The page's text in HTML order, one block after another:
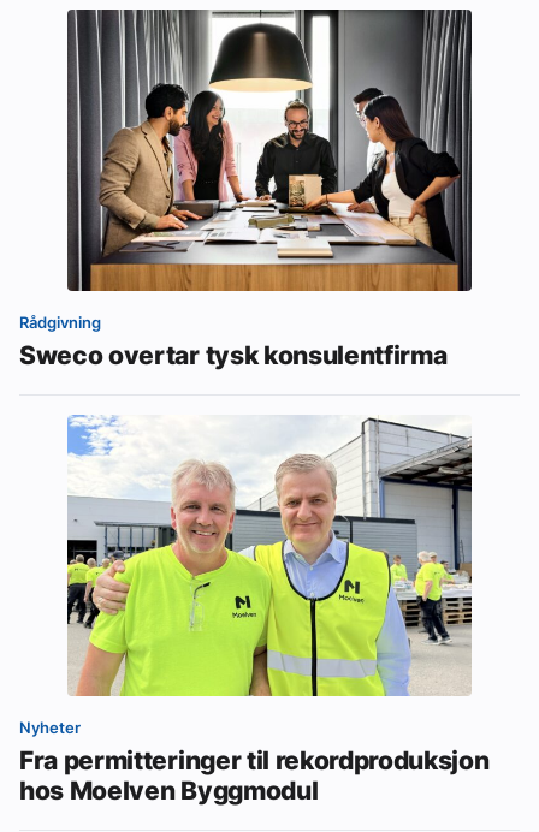
Rådgivning
Sweco overtar tysk konsulentfirma
Nyheter
Fra permitteringer til rekordproduksjon
hos Moelven Byggmodul